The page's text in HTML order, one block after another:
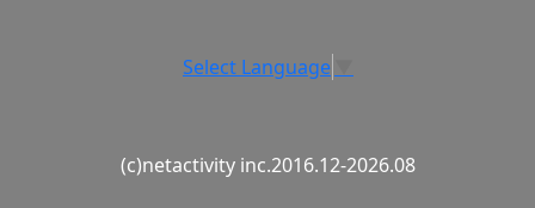
Select Language
(c)netactivity inc.2016.12-2026.08